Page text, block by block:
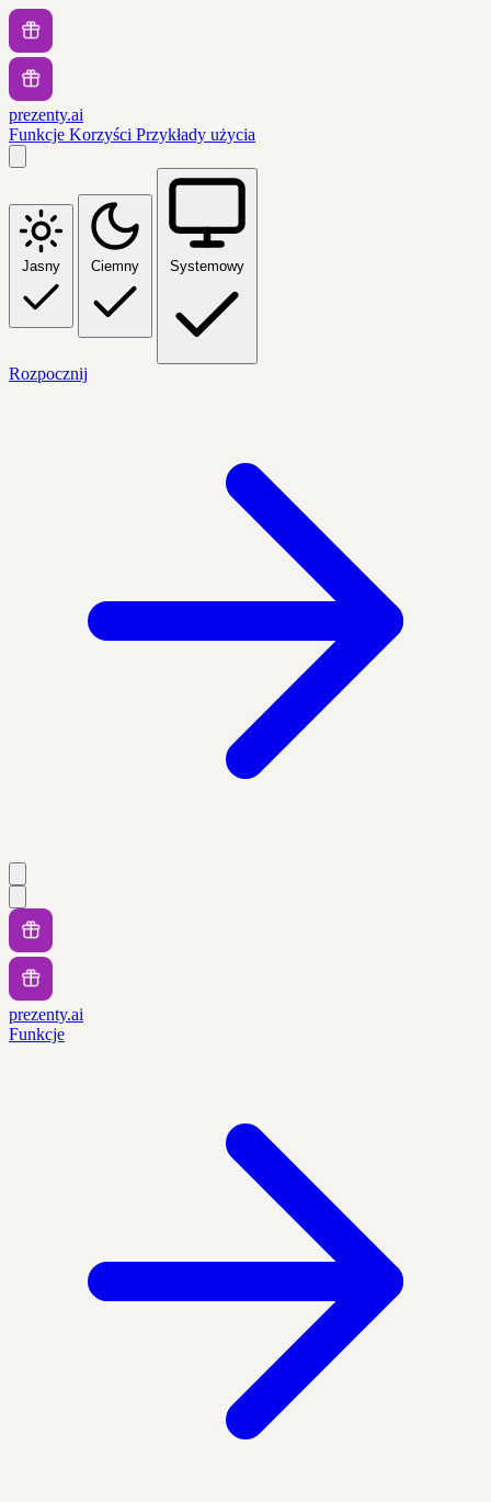
prezenty.ai
Funkcje Korzyści Przykłady użycia
Jasny Ciemny Systemowy
Rozpocznij
prezenty.ai
Funkcje